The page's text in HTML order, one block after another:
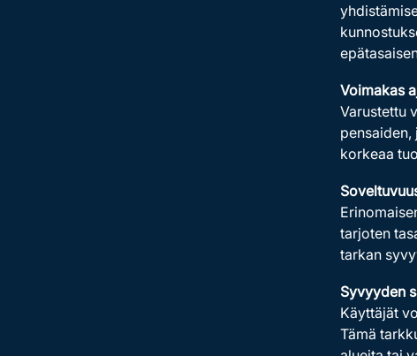
Voimakas
Varustettu
pensaiden,
korkeaa
tarjoten
tarkan
Syvyyden
Käyttäjät
Tämä